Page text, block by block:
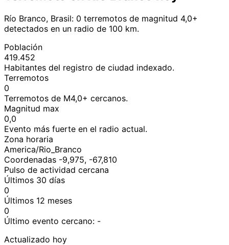
Río Branco, Brasil: 0 terremotos de magnitud 4,0+
detectados en un radio de 100 km.
Población
419.452
Habitantes del registro de ciudad indexado.
Terremotos
0
Terremotos de M4,0+ cercanos.
Magnitud max
0,0
Evento más fuerte en el radio actual.
Zona horaria
America/Rio_Branco
Coordenadas -9,975, -67,810
Pulso de actividad cercana
Últimos 30 días
0
Últimos 12 meses
0
Último evento cercano: -
Actualizado hoy